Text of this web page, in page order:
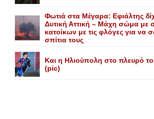
Φωτιά στα Μέγαρα: Εφιάλτης
Δυτική Αττική – Μάχη σώμα με
κατοίκων με τις φλόγες για να
σπίτια τους
Και η Ηλιούπολη στο πλευρό
(pic)